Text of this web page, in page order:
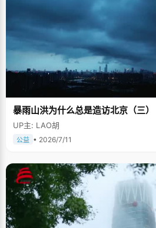
暴雨山洪为什么总是造访北京（三）
UP主: LAO胡
公益 • 2026/7/11